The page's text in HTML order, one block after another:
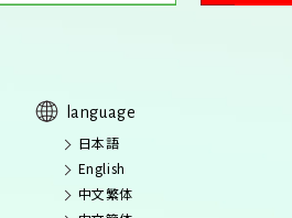
language
日本語
English
中文繁体